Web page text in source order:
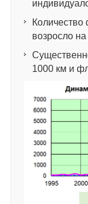
Количество
возросло
1000 км и